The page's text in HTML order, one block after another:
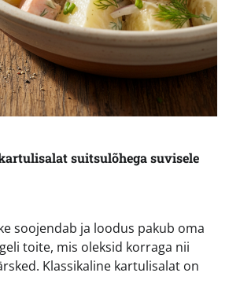
suitsulõhega suvisele
soojendab ja loodus pakub oma
toite, mis oleksid korraga nii
Klassikaline kartulisalat on